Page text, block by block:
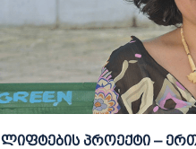
ლიფტების პროექტი –